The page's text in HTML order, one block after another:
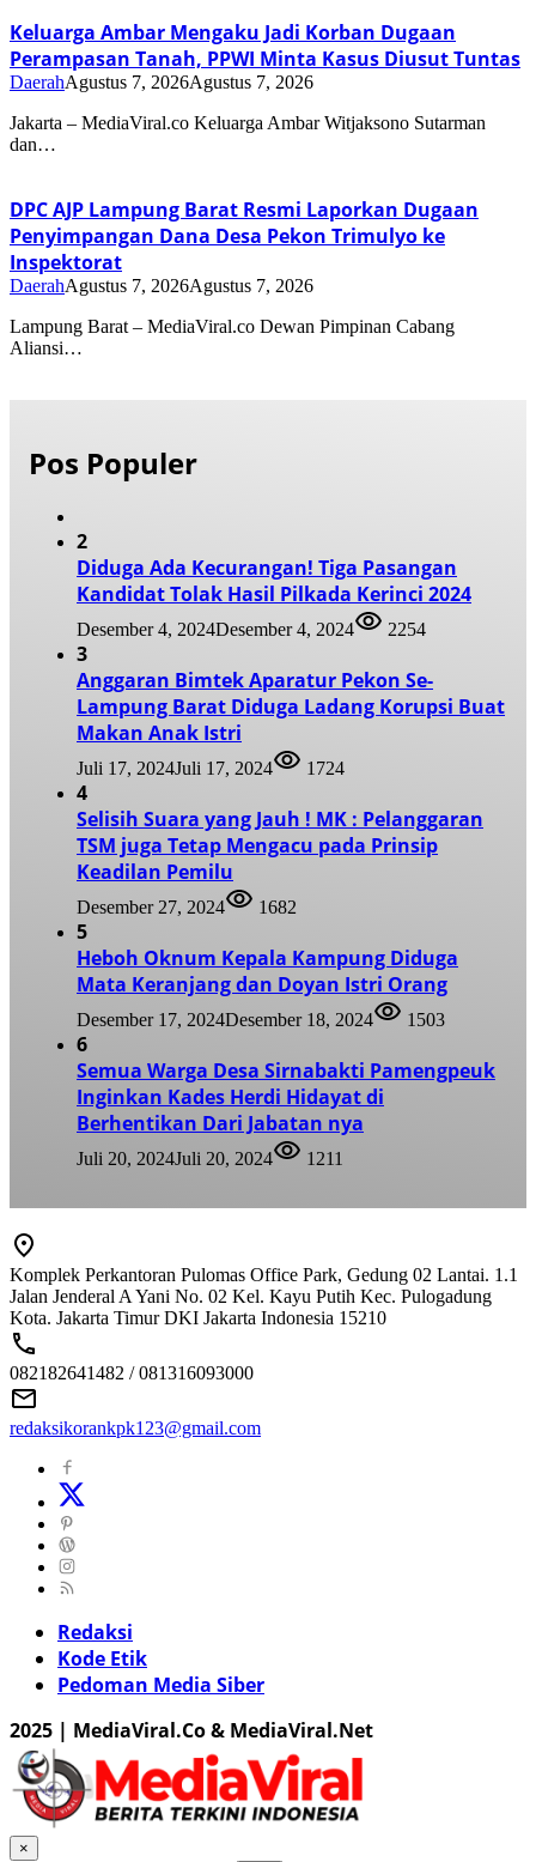
Keluarga Ambar Mengaku Jadi Korban Dugaan
Perampasan Tanah, PPWI Minta Kasus Diusut Tuntas
DaerahAgustus 7, 2026Agustus 7, 2026
Jakarta – MediaViral.co Keluarga Ambar Witjaksono Sutarman
dan…
DPC AJP Lampung Barat Resmi Laporkan Dugaan
Penyimpangan Dana Desa Pekon Trimulyo ke
Inspektorat
DaerahAgustus 7, 2026Agustus 7, 2026
Lampung Barat – MediaViral.co Dewan Pimpinan Cabang
Aliansi…
Pos Populer
2
Diduga Ada Kecurangan! Tiga Pasangan
Kandidat Tolak Hasil Pilkada Kerinci 2024
Desember 4, 2024Desember 4, 2024 2254
3
Anggaran Bimtek Aparatur Pekon Se-
Lampung Barat Diduga Ladang Korupsi Buat
Makan Anak Istri
Juli 17, 2024Juli 17, 2024 1724
4
Selisih Suara yang Jauh ! MK : Pelanggaran
TSM juga Tetap Mengacu pada Prinsip
Keadilan Pemilu
Desember 27, 2024 1682
5
Heboh Oknum Kepala Kampung Diduga
Mata Keranjang dan Doyan Istri Orang
Desember 17, 2024Desember 18, 2024 1503
6
Semua Warga Desa Sirnabakti Pamengpeuk
Inginkan Kades Herdi Hidayat di
Berhentikan Dari Jabatan nya
Juli 20, 2024Juli 20, 2024 1211
Komplek Perkantoran Pulomas Office Park, Gedung 02 Lantai. 1.1
Jalan Jenderal A Yani No. 02 Kel. Kayu Putih Kec. Pulogadung
Kota. Jakarta Timur DKI Jakarta Indonesia 15210
082182641482 / 081316093000
redaksikorankpk123@gmail.com
Redaksi
Kode Etik
Pedoman Media Siber
2025 | MediaViral.Co & MediaViral.Net
×